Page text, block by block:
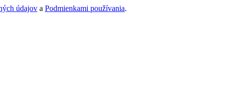
údajov a Podmienkami používania.